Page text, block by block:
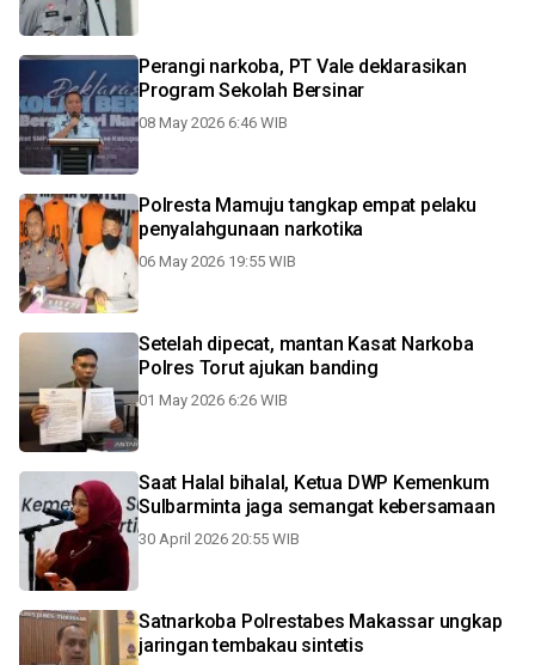
Perangi narkoba, PT Vale deklarasikan
Program Sekolah Bersinar
08 May 2026 6:46 WIB
Polresta Mamuju tangkap empat pelaku
penyalahgunaan narkotika
06 May 2026 19:55 WIB
Setelah dipecat, mantan Kasat Narkoba
Polres Torut ajukan banding
01 May 2026 6:26 WIB
Saat Halal bihalal, Ketua DWP Kemenkum
Sulbarminta jaga semangat kebersamaan
30 April 2026 20:55 WIB
Satnarkoba Polrestabes Makassar ungkap
jaringan tembakau sintetis